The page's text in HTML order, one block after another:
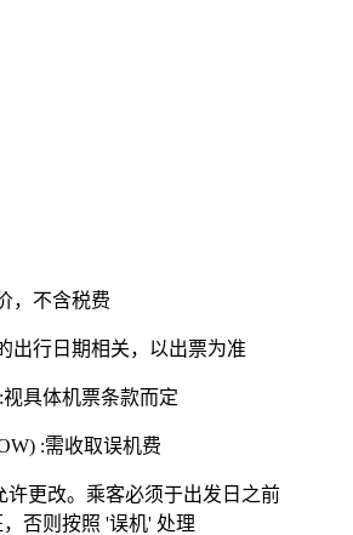
，不含税费
出行日期相关，以出票为准
具体机票条款而定
:需收取误机费
许更改。乘客必须于出发日之前
否则按照 '误机' 处理